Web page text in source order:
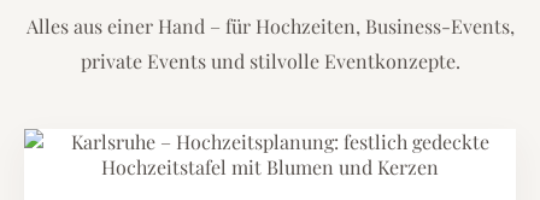
Alles aus einer Hand – für Hochzeiten, Business-Events,
private Events und stilvolle Eventkonzepte.